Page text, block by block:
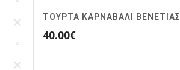
ΤΟΎΡΤΑ ΚΑΡΝΑΒΆΛΙ ΒΕΝΕΤΊΑΣ
40.00€